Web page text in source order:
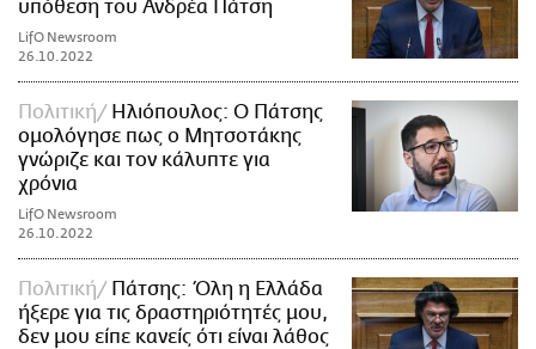
υπόθεση του Ανδρέα Πάτση
LifO Newsroom
26.10.2022
Πολιτική
Ηλιόπουλος: Ο Πάτσης
ομολόγησε πως ο Μητσοτάκης
γνώριζε και τον κάλυπτε για
χρόνια
LifO Newsroom
26.10.2022
Πολιτική
Πάτσης: Όλη η Ελλάδα
ήξερε για τις δραστηριότητές μου,
δεν μου είπε κανείς ότι είναι λάθος